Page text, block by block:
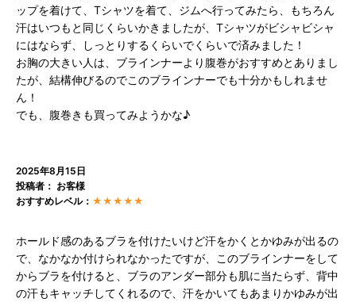
ップを着けて、Tシャツを着て、ジムへ行ってみたら、もちろん
汗はいつもと同じくらいかきましたが、Tシャツがビシャビシャ
にはならず、しっとりするくらいでくらいで済みました！
お胸の大きい人は、ブラインナーより腹巻がおすすめとありまし
たが、結構伸びるのでこのブラインナーでも十分かもしれませ
ん！
でも、腹巻きも買ってみようかな♪
2025年8月15日
投稿者： お客様
おすすめレベル： ★★★★★
ホールド感のあるブラを付けたいけど汗をかくとかゆみが出るの
で、なかなか付けられなかったですが、このブラインナーをして
からブラを付けると、ブラのアンダー部分も肌に当たらず、背中
の汗もキャッチしてくれるので、汗をかいてもあまりかゆみが出